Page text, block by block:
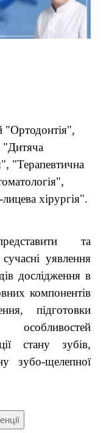
"Ортодонтія",
"Дитяча
"Терапевтична
хірургія".
та
уявлення
дослідження в
компонентів
підготовки
особливостей
стану зубів,
зубо-щелепної